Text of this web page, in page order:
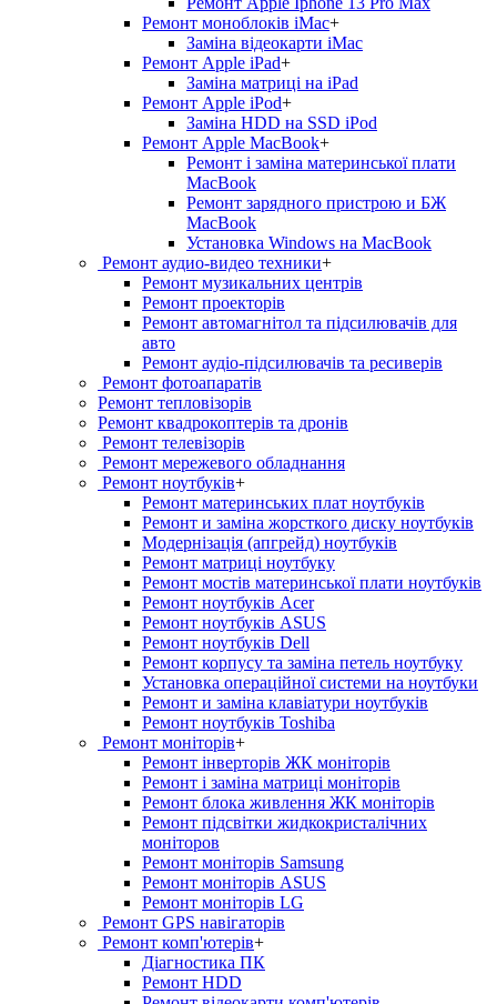
Ремонт моноблоків iMac+
Заміна відеокарти iMac
Ремонт Apple iPad+
Заміна матриці на iPad
Ремонт Apple iPod+
Заміна HDD на SSD iPod
Ремонт Apple MacBook+
Ремонт і заміна материнської плати
MacBook
Ремонт зарядного пристрою и БЖ
MacBook
Установка Windows на MacBook
Ремонт аудио-видео техники+
Ремонт музикальних центрів
Ремонт проекторів
Ремонт автомагнітол та підсилювачів для
авто
Ремонт аудіо-підсилювачів та ресиверів
Ремонт фотоапаратів
Ремонт тепловізорів
Ремонт квадрокоптерів та дронів
Ремонт телевізорів
Ремонт мережевого обладнання
Ремонт ноутбуків+
Ремонт материнських плат ноутбуків
Ремонт и заміна жорсткого диску ноутбуків
Модернізація (апгрейд) ноутбуків
Ремонт матриці ноутбуку
Ремонт мостів материнської плати ноутбуків
Ремонт ноутбуків Acer
Ремонт ноутбуків ASUS
Ремонт ноутбуків Dell
Ремонт корпусу та заміна петель ноутбуку
Установка операційної системи на ноутбуки
Ремонт и заміна клавіатури ноутбуків
Ремонт ноутбуків Toshiba
Ремонт моніторів+
Ремонт інверторів ЖК моніторів
Ремонт і заміна матриці моніторів
Ремонт блока живлення ЖК моніторів
Ремонт підсвітки жидкокристалічних
моніторов
Ремонт моніторів Samsung
Ремонт моніторів ASUS
Ремонт моніторів LG
Ремонт GPS навігаторів
Ремонт комп'ютерів+
Діагностика ПК
Ремонт HDD